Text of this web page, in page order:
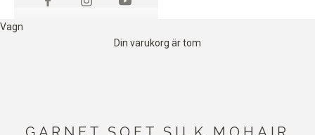
Vagn
Din varukorg är tom